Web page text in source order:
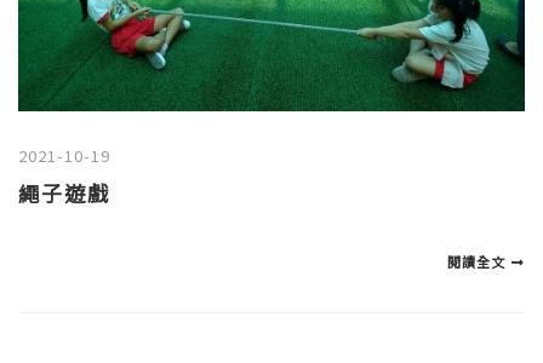
2021-10-19
繩子遊戲
閱讀全文